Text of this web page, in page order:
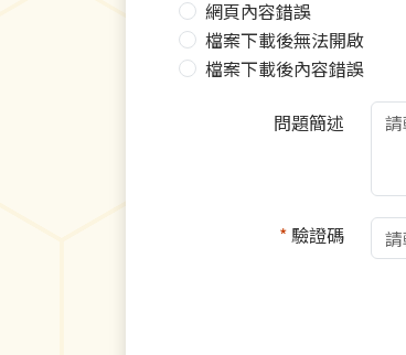
網頁內容錯誤
檔案下載後無法開啟
檔案下載後內容錯誤
問題簡述
*驗證碼